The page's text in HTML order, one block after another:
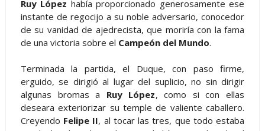
Ruy López había proporcionado generosamente ese
instante de regocijo a su noble adversario, conocedor
de su vanidad de ajedrecista, que moriría con la fama
de una victoria sobre el Campeón del Mundo.
Terminada la partida, el Duque, con paso firme,
erguido, se dirigió al lugar del suplicio, no sin dirigir
algunas bromas a Ruy López, como si con ellas
deseara exteriorizar su temple de valiente caballero.
Creyendo Felipe II, al tocar las tres, que todo estaba